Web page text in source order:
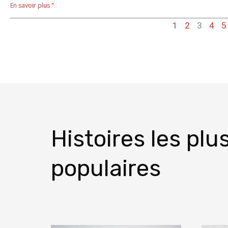
En savoir plus "
1 2 3 4 5
Histoires les
populaires